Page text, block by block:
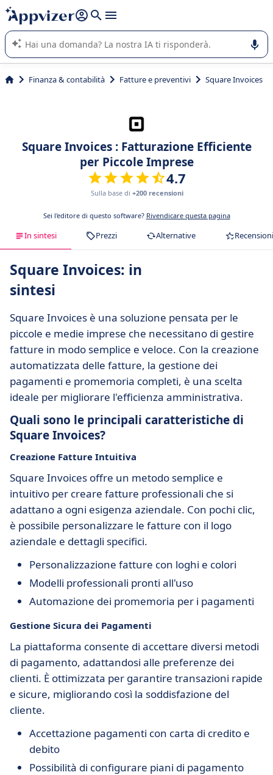
righe con
shift + enter
L'IA di Appvizer vi guida nell'utilizzo o nella scelta di un
software SaaS per la vostra azienda.
Finanza & contabilità Fatture e preventivi Square Invoices
Square Invoices : Fatturazione Efficiente
per Piccole Imprese
4.7
Sulla base di +200 recensioni
Sei l'editore di questo software? Rivendicare questa pagina
In sintesi Prezzi Alternative Recensioni
Square Invoices: in
sintesi
Square Invoices è una soluzione pensata per le
piccole e medie imprese che necessitano di gestire
fatture in modo semplice e veloce. Con la creazione
automatizzata delle fatture, la gestione dei
pagamenti e promemoria completi, è una scelta
ideale per migliorare l'efficienza amministrativa.
Quali sono le principali caratteristiche di
Square Invoices?
Creazione Fatture Intuitiva
Square Invoices offre un metodo semplice e
intuitivo per creare fatture professionali che si
adattano a ogni esigenza aziendale. Con pochi clic,
è possibile personalizzare le fatture con il logo
aziendale e dettagli specifici.
Personalizzazione fatture con loghi e colori
Modelli professionali pronti all'uso
Automazione dei promemoria per i pagamenti
Gestione Sicura dei Pagamenti
La piattaforma consente di accettare diversi metodi
di pagamento, adattandosi alle preferenze dei
clienti. È ottimizzata per garantire transazioni rapide
e sicure, migliorando così la soddisfazione del
cliente.
Accettazione pagamenti con carta di credito e
debito
Possibilità di configurare piani di pagamento